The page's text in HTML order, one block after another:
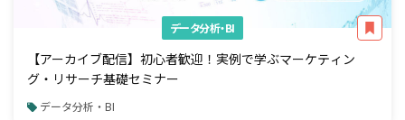
データ分析・BI
【アーカイブ配信】初心者歓迎！実例で学ぶマーケティン
グ・リサーチ基礎セミナー
データ分析・BI